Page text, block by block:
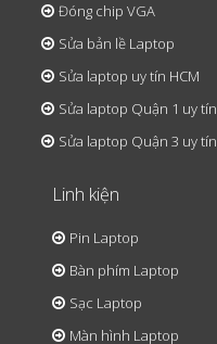
Đóng chip VGA
Sửa bản lề Laptop
Sửa laptop uy tín HCM
Sửa laptop Quận 1 uy tín
Sửa laptop Quận 3 uy tín
Linh kiện
Pin Laptop
Bàn phím Laptop
Sạc Laptop
Màn hình Laptop